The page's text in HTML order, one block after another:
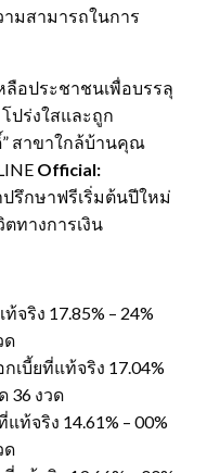
มสามารถในการ
ลือประชาชนเพื่อบรรลุ
ปร่งใสและถูก
สาขาใกล้บ้านคุณ
Official:
ปรึกษาฟรีเริ่มต้นปีใหม่
ทางการเงิน
จริง 17.85% – 24%
ด
เบี้ยที่แท้จริง 17.04%
36 งวด
ท้จริง 14.61% – 00%
ด